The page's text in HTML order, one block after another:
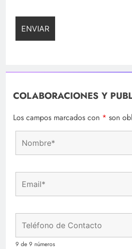
COLABORACIONES Y
Los campos marcados con * son
9 de 9 números